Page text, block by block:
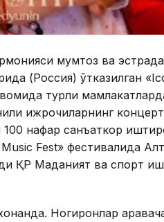
мумтоз ва
(Россия) ўтказилган
турли
ижрочиларнинг концерт
нафар санъаткор
Fest» фестивалида
ҚР Маданият ва спорт
Ногиронлар